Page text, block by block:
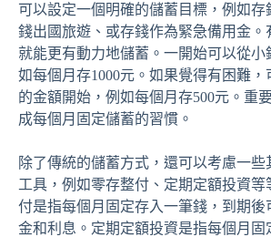
可以設定一個明確的儲蓄目標，例如存
錢出國旅遊、或存錢作為緊急備用金。
就能更有動力地儲蓄。一開始可以從小
如每個月存1000元。如果覺得有困難，
的金額開始，例如每個月存500元。重
成每個月固定儲蓄的習慣。
除了傳統的儲蓄方式，還可以考慮一些
工具，例如零存整付、定期定額投資等
付是指每個月固定存入一筆錢，到期後
金和利息。定期定額投資是指每個月固